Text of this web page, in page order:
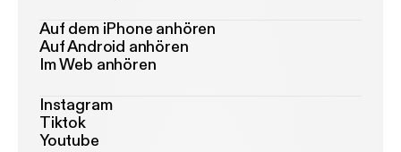
Auf dem iPhone anhören
Auf Android anhören
Im Web anhören
Instagram
Tiktok
Youtube